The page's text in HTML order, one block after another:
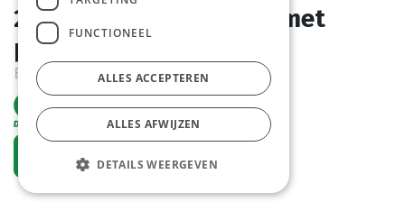
203521 Sausdispenser met
pomp - Rood - Hendi
Bestelartikel
Vraag een account aan
FUNCTIONEEL
ALLES ACCEPTEREN
ALLES AFWIJZEN
DETAILS WEERGEVEN